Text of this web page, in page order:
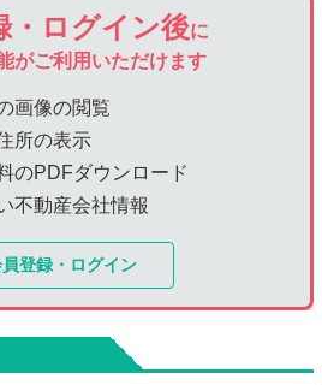
・ログイン後に
がご利用いただけます
画像の閲覧
所の表示
のPDFダウンロード
不動産会社情報
登録・ログイン